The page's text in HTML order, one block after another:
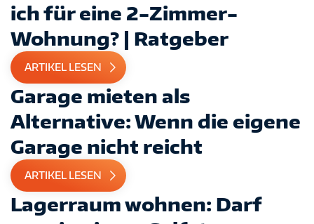
ich für eine 2-Zimmer-
Wohnung? | Ratgeber
ARTIKEL LESEN
Garage mieten als
Alternative: Wenn die eigene
Garage nicht reicht
ARTIKEL LESEN
Lagerraum wohnen: Darf
IMPRESSUM DATENSCHUTZ AGB